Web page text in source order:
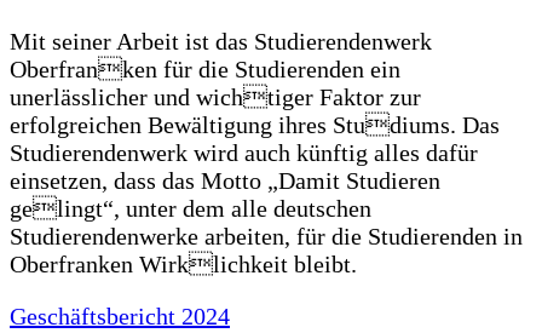
Mit seiner Arbeit ist das Studierendenwerk
Oberfranken für die Studierenden ein
unerlässlicher und wichtiger Faktor zur
erfolgreichen Bewältigung ihres Studiums. Das
Studierendenwerk wird auch künftig alles dafür
einsetzen, dass das Motto „Damit Studieren
gelingt“, unter dem alle deutschen
Studierendenwerke arbeiten, für die Studierenden in
Oberfranken Wirklichkeit bleibt.
Geschäftsbericht 2024